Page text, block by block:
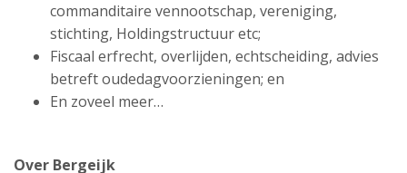
commanditaire vennootschap, vereniging,
stichting, Holdingstructuur etc;
Fiscaal erfrecht, overlijden, echtscheiding, advies
betreft oudedagvoorzieningen; en
En zoveel meer…
Over Bergeijk